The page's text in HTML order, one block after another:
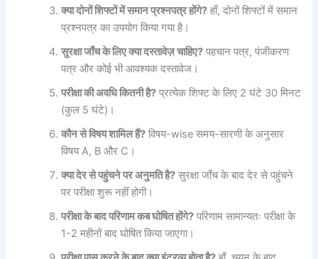
क्या दोनों शिफ्टों में समान प्रश्नपत्र होंगे? हाँ, दोनों शिफ्टों में समान
प्रश्नपत्र का उपयोग किया गया है।
सुरक्षा जाँच के लिए क्या दस्तावेज़ चाहिए? पहचान पत्र, पंजीकरण
पत्र और कोई भी आवश्यक दस्तावेज।
परीक्षा की अवधि कितनी है? प्रत्येक शिफ्ट के लिए 2 घंटे 30 मिनट
(कुल 5 घंटे)।
कौन से विषय शामिल हैं? विषय-wise समय-सारणी के अनुसार
विषय A, B और C।
क्या देर से पहुंचने पर अनुमति है? सुरक्षा जाँच के बाद देर से पहुंचने
पर परीक्षा शुरू नहीं होगी।
परीक्षा के बाद परिणाम कब घोषित होंगे? परिणाम सामान्यतः परीक्षा के
1-2 महीनों बाद घोषित किया जाएगा।